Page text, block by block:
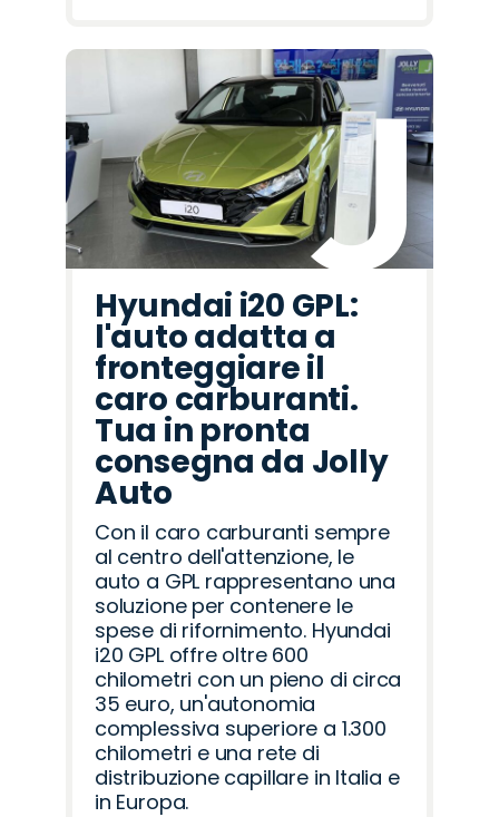
Hyundai i20 GPL:
l'auto adatta a
fronteggiare il
caro carburanti.
Tua in pronta
consegna da Jolly
Auto
Con il caro carburanti sempre
al centro dell'attenzione, le
auto a GPL rappresentano una
soluzione per contenere le
spese di rifornimento. Hyundai
i20 GPL offre oltre 600
chilometri con un pieno di circa
35 euro, un'autonomia
complessiva superiore a 1.300
chilometri e una rete di
distribuzione capillare in Italia e
in Europa.